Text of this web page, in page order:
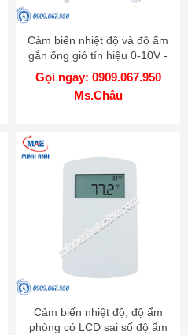
Cảm biến nhiệt độ và độ ẩm
gắn ống gió tín hiệu 0-10V -
Model RHP-3D22
Gọi ngay: 0909.067.950
Ms.Châu
Cảm biến nhiệt độ, độ ẩm
phòng có LCD sai số độ ẩm